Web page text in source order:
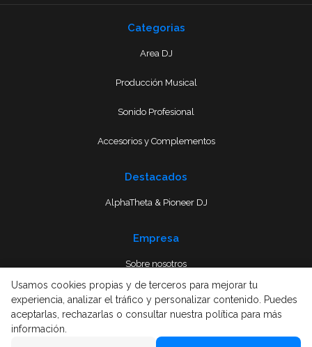
Categorias
Area DJ
Producción Musical
Sonido Profesional
Accesorios y Complementos
Destacados
AlphaTheta & Pioneer DJ
Empresa
Sobre nosotros
Usamos cookies propias y de terceros para mejorar tu
experiencia, analizar el tráfico y personalizar contenido. Puedes
aceptarlas, rechazarlas o consultar nuestra política para más
información.